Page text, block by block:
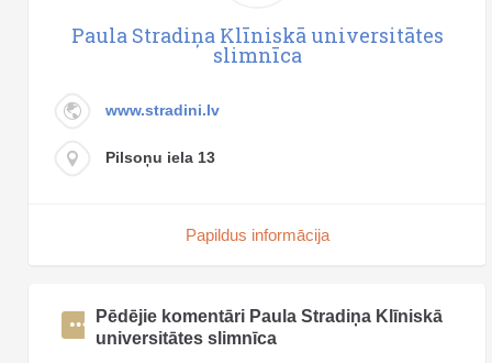
Paula Stradiņa Klīniskā universitātes
slimnīca
www.stradini.lv
Pilsoņu iela 13
Papildus informācija
Pēdējie komentāri Paula Stradiņa Klīniskā
universitātes slimnīca